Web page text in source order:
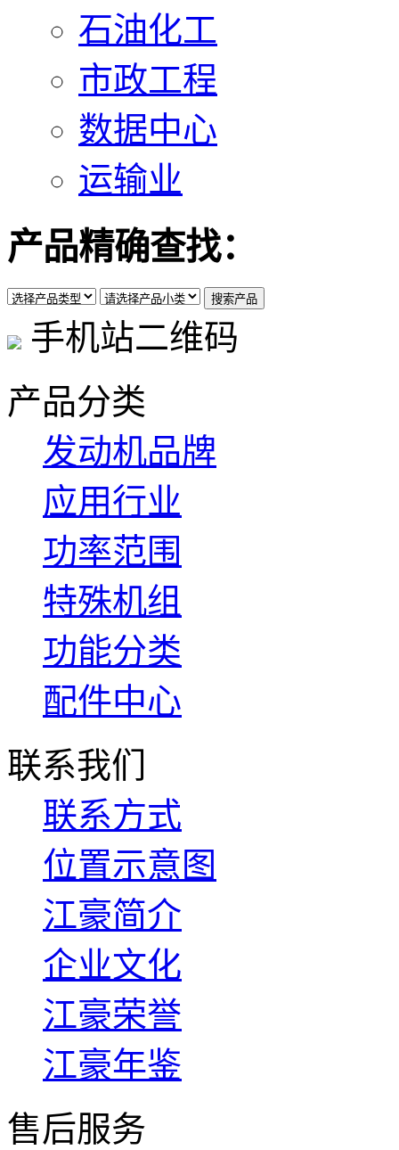
石油化工
市政工程
数据中心
运输业
产品精确查找：
手机站二维码
产品分类
发动机品牌
应用行业
功率范围
特殊机组
功能分类
配件中心
联系我们
联系方式
位置示意图
江豪简介
企业文化
江豪荣誉
江豪年鉴
售后服务